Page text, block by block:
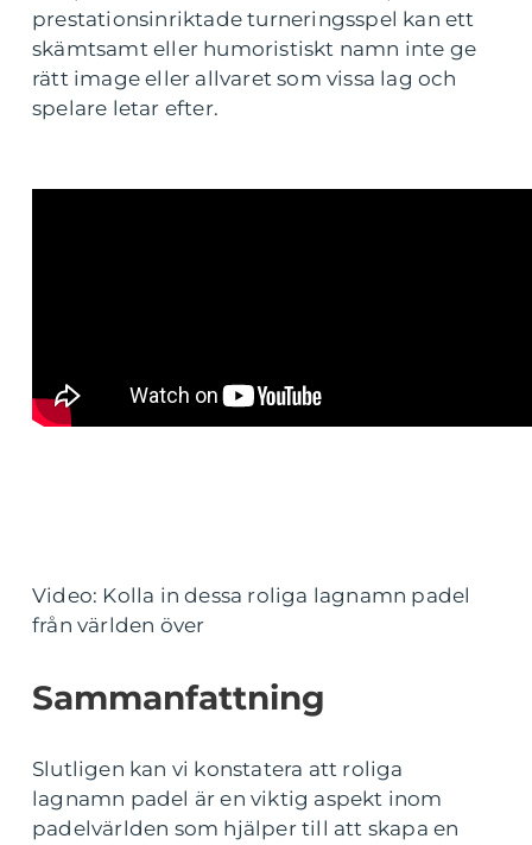
prestationsinriktade turneringsspel kan ett
skämtsamt eller humoristiskt namn inte ge
rätt image eller allvaret som vissa lag och
spelare letar efter.
Video: Kolla in dessa roliga lagnamn padel
från världen över
Sammanfattning
Slutligen kan vi konstatera att roliga
lagnamn padel är en viktig aspekt inom
padelvärlden som hjälper till att skapa en